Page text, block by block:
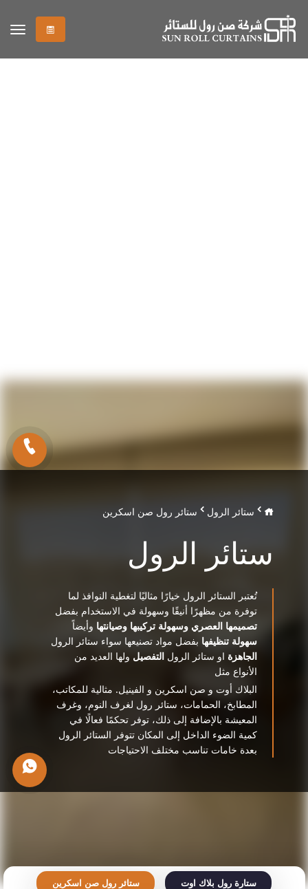
ستائر الرول ستائر رول صن اسكرين
ستائر الرول
تُعتبر الستائر الرول خيارًا مثاليًا لتغطية النوافذ لما
توفرة من مظهرًا أنيقًا وسهولة في الاستخدام بفضل
تصميمها العصري وسهولة تركيبها وصيانتها وأيضاً
سهولة تنظيفها بفضل مواد تصنيعها سواء ستائر الرول
الجاهزة او ستائر الرولالتفصيل ولها العديد من
الأنواع مثل
البلاك أوت و صن اسكرين و الفينيل. مثالية للمكاتب،
المطابخ، الحمامات، ستائر رول لغرف النوم، وغرف
المعيشة بالإضافة إلى ذلك، توفر تحكمًا فعالًا في
كمية الضوء الداخل إلى المكان تتوفر الستائر الرول
بعدة خامات تناسب مختلف الاحتياجات
ستارة رول بلاك اوت ستائر رول صن اسكرين